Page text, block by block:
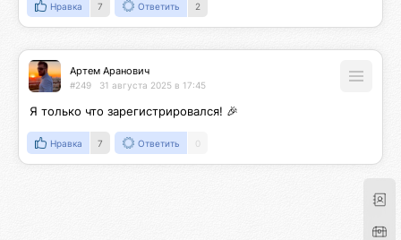
Нравка 7 Ответить 2
Артем Аранович
#249 31 августа 2025 в 17:45
Я только что зарегистрировался! 🎉
Нравка 7 Ответить 0